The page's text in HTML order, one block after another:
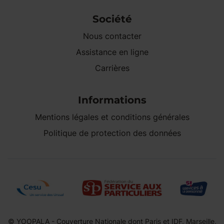
Société
Nous contacter
Assistance en ligne
Carrières
Informations
Mentions légales et conditions générales
Politique de protection des données
© YOOPALA - Couverture Nationale dont Paris et IDF, Marseille,